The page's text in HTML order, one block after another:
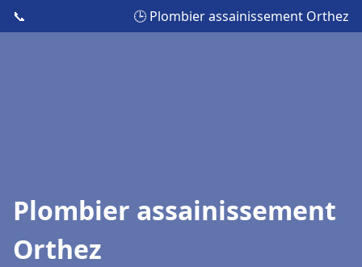
📞 🕒 Plombier assainissement Orthez
Plombier assainissement
Orthez